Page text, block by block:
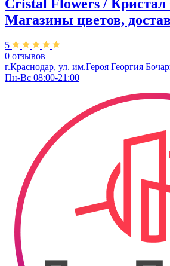
Cristal Flowers / Кристал
Магазины цветов,
5
0 отзывов
г.Краснодар, ул. им.Героя Георгия
Пн-Вс 08:00-21:00